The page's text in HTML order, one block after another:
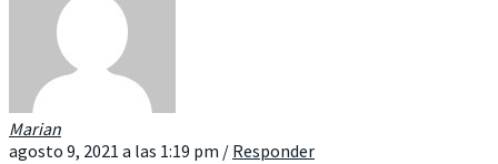
Marian
agosto 9, 2021 a las 1:19 pm / Responder